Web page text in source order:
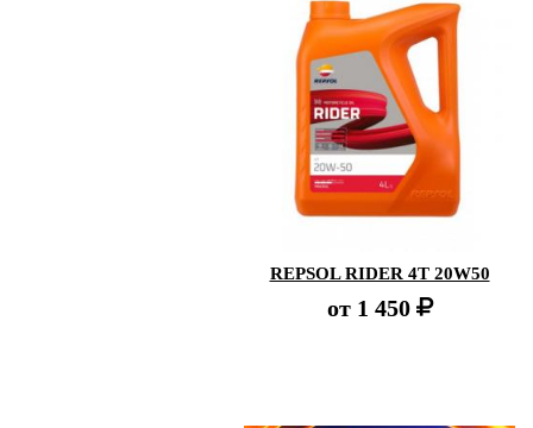
REPSOL RIDER 4T 20W50
от 1 450